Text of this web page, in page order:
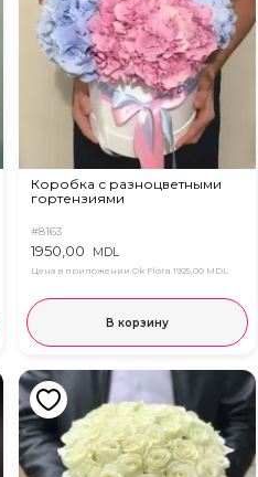
Коробка с разноцветными
гортензиями
#8163
1950,00 MDL
Цена в приложении Ok Flora 1925,00 MDL
В корзину